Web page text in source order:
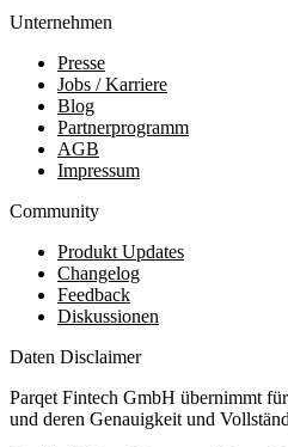
Unternehmen
Presse
Jobs / Karriere
Blog
Partnerprogramm
AGB
Impressum
Community
Produkt Updates
Changelog
Feedback
Diskussionen
Daten Disclaimer
Parqet Fintech GmbH übernimmt
und deren Genauigkeit und